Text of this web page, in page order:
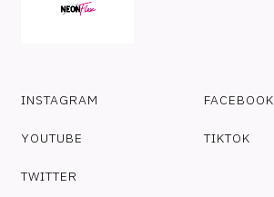
INSTAGRAM FACEBOOK
YOUTUBE TIKTOK
TWITTER